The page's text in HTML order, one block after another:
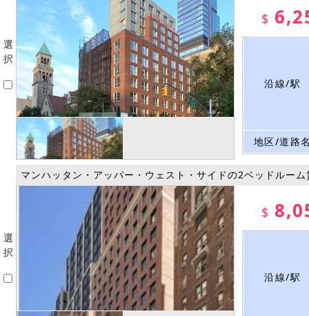
選
択
$
沿線/駅
地区/道路
選
択
マンハッタン・アッパー・ウェスト・サイドの2ベッドルー
$
沿線/駅